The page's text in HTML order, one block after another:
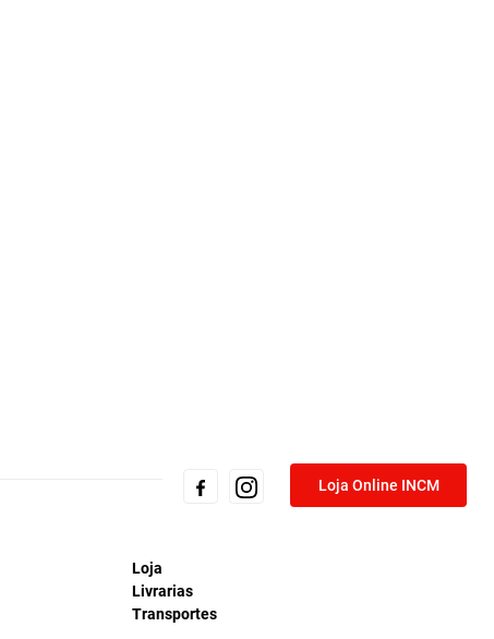
Loja Online INCM
Loja
Livrarias
Transportes